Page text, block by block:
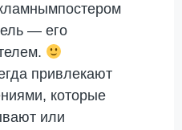
— его
привлекают
которые
или